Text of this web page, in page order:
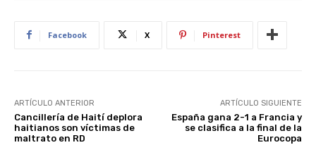
Facebook X Pinterest
ARTÍCULO ANTERIOR
Cancillería de Haití deplora
haitianos son víctimas de
maltrato en RD
ARTÍCULO SIGUIENTE
España gana 2-1 a Francia y
se clasifica a la final de la
Eurocopa